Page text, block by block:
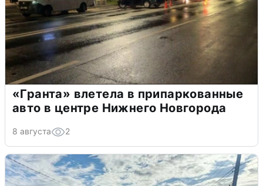
«Гранта» влетела в припаркованные
авто в центре Нижнего Новгорода
8 августа 2